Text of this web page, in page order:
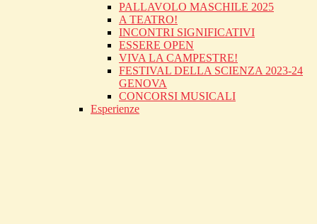
PALLAVOLO MASCHILE 2025
A TEATRO!
INCONTRI SIGNIFICATIVI
ESSERE OPEN
VIVA LA CAMPESTRE!
FESTIVAL DELLA SCIENZA 2023-24
GENOVA
CONCORSI MUSICALI
Esperienze